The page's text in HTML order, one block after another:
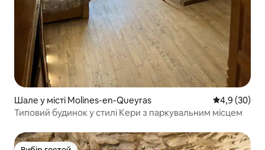
Шале у місті Molines-en-Queyras Середня
4,9 (30)
Типовий будинок у стилі Кери з паркувальним місцем